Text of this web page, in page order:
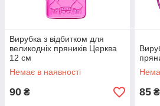
Вирубка з відбитком для
великодніх пряників Церква
12 см
Немає в наявності
90 ₴ 85 ₴